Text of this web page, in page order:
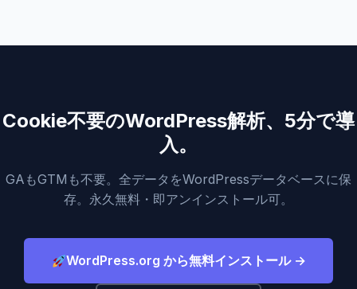
Cookie不要のWordPress解析、5分で導
入。
GAもGTMも不要。全データをWordPressデータベースに保
存。永久無料・即アンインストール可。
WordPress.org から無料インストール →